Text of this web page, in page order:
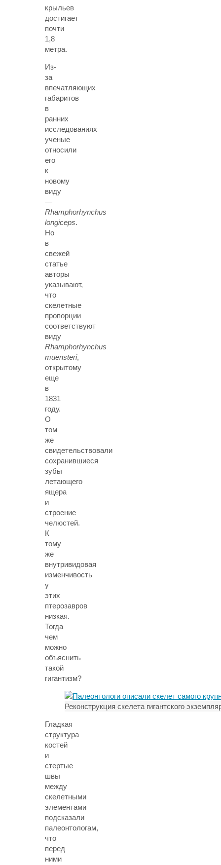
крыльев
достигает
почти
1,8
метра.
Из-
за
впечатляющих
габаритов
в
ранних
исследованиях
ученые
относили
его
к
новому
виду
—
Rhamphorhynchus
longiceps.
Но
в
свежей
статье
авторы
указывают,
что
скелетные
пропорции
соответствуют
виду
Rhamphorhynchus
muensteri,
открытому
еще
в
1831
году.
О
том
же
свидетельствовали
сохранившиеся
зубы
летающего
ящера
и
строение
челюстей.
К
тому
же
внутривидовая
изменчивость
у
этих
птерозавров
низкая.
Тогда
чем
можно
объяснить
такой
гигантизм?
Реконструкция скелета гигантского
Гладкая
структура
костей
и
стертые
швы
между
скелетными
элементами
подсказали
палеонтологам,
что
перед
ними